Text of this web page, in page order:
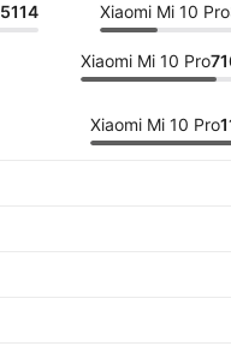
5114 Xiaomi Mi 10 Pro
Xiaomi Mi 10 Pro
Xiaomi Mi 10 Pro